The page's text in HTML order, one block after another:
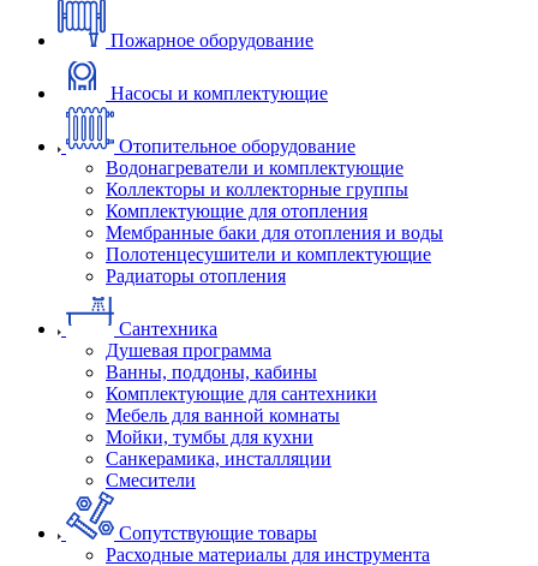
Пожарное оборудование
Насосы и комплектующие
Отопительное оборудование
Водонагреватели и комплектующие
Коллекторы и коллекторные группы
Комплектующие для отопления
Мембранные баки для отопления и воды
Полотенцесушители и комплектующие
Радиаторы отопления
Сантехника
Душевая программа
Ванны, поддоны, кабины
Комплектующие для сантехники
Мебель для ванной комнаты
Мойки, тумбы для кухни
Санкерамика, инсталляции
Смесители
Сопутствующие товары
Расходные материалы для инструмента